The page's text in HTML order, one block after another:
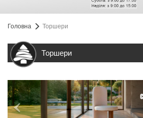
Головна Торшери
Торшери